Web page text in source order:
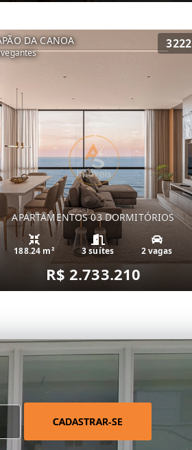
DA CANOA 3222
APARTAMENTOS 03 DORMITÓRIOS
188.24 m² 3 suítes 2 vagas
R$ 2.733.210
CADASTRAR-SE